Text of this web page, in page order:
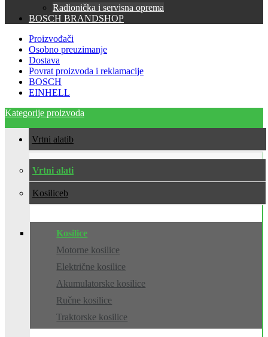
Radionička i servisna oprema
BOSCH BRANDSHOP
Proizvođači
Osobno preuzimanje
Dostava
Povrat proizvoda i reklamacije
BOSCH
EINHELL
Kategorije proizvoda
Vrtni alati
Vrtni alati
Kosilice
Kosilice
Motorne kosilice
Električne kosilice
Akumulatorske kosilice
Ručne kosilice
Traktorske kosilice